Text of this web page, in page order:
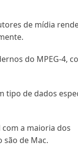
de mídia
do MPEG-4,
tipo de dados
com a maioria dos
de Mac.